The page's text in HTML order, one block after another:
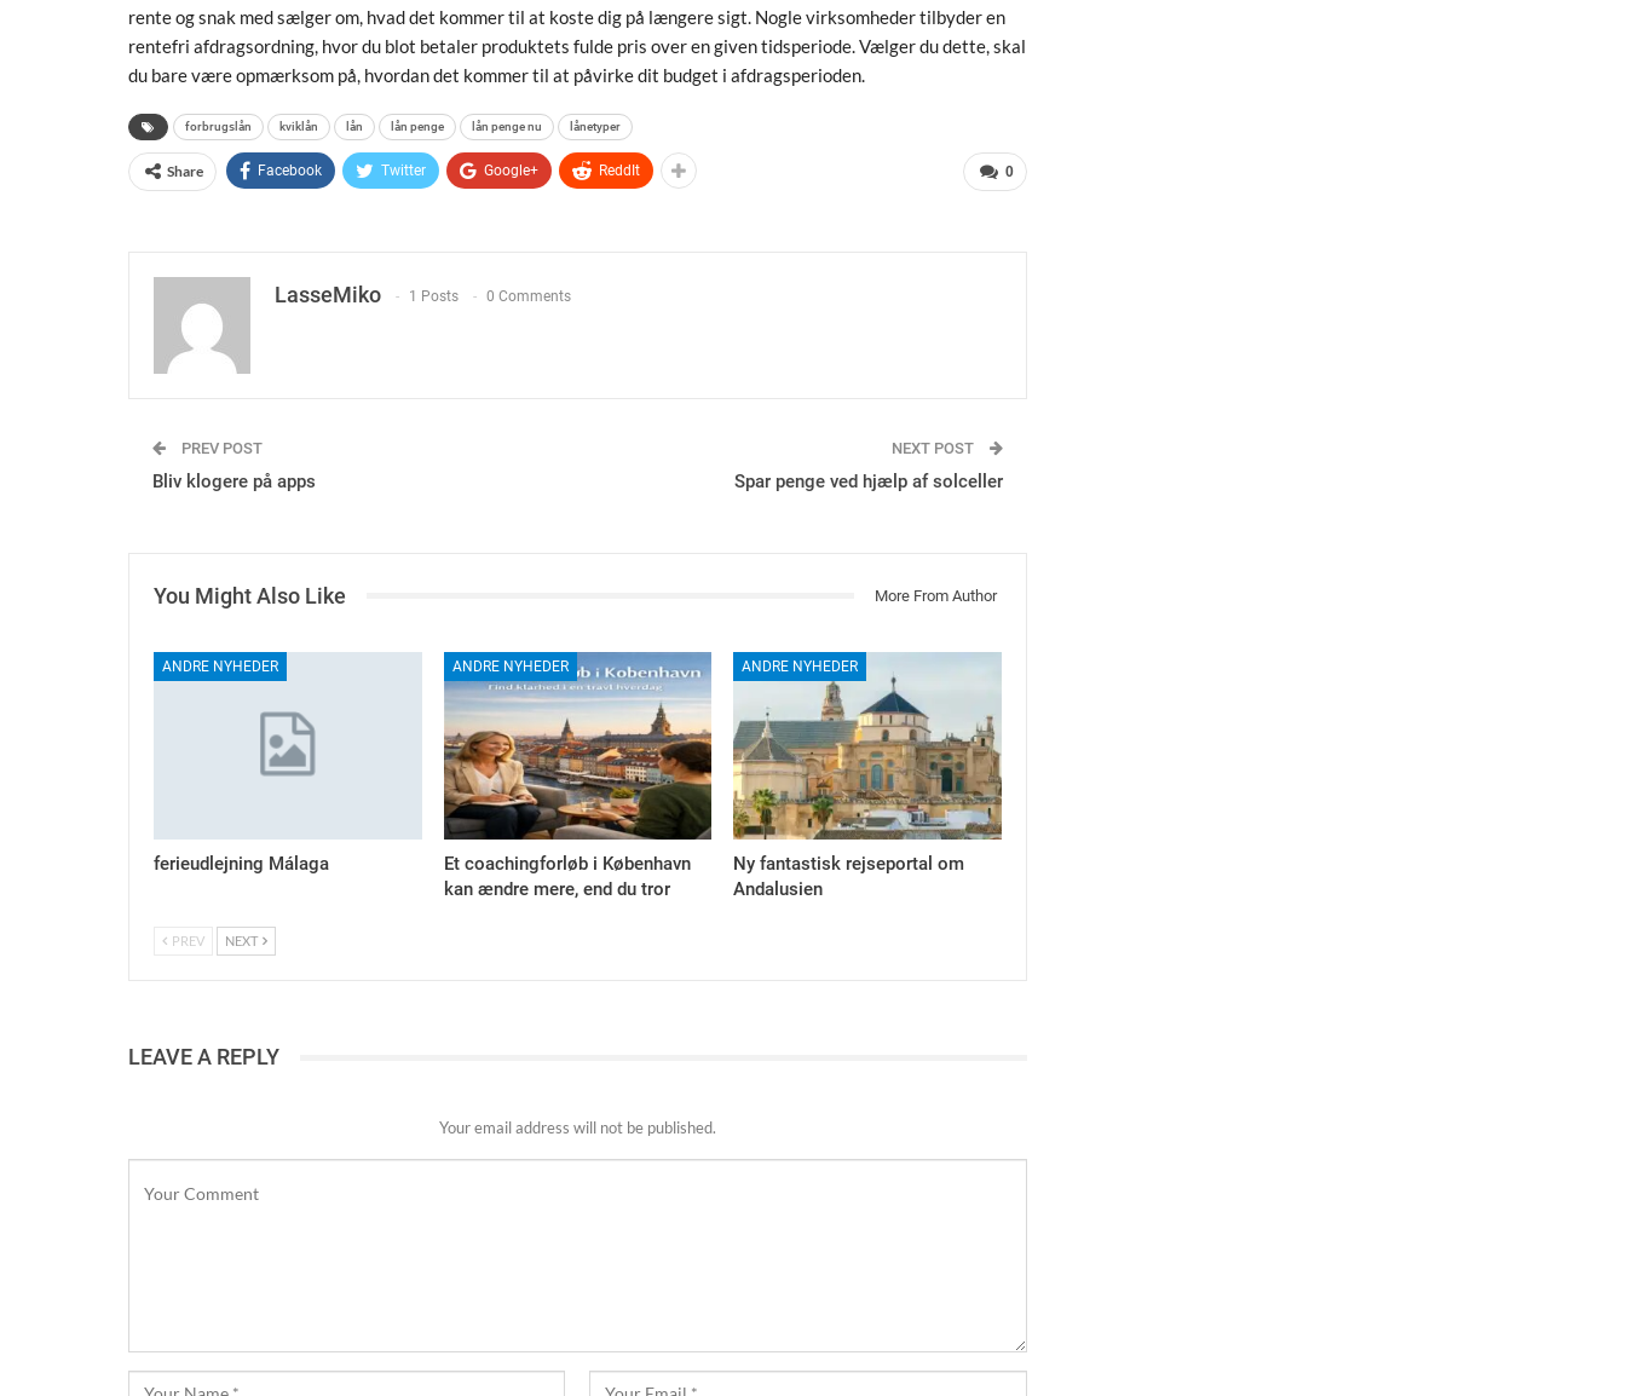
rente og snak med sælger om, hvad det kommer til at koste dig på længere sigt. Nogle virksomheder tilbyder en
rentefri afdragsordning, hvor du blot betaler produktets fulde pris over en given tidsperiode. Vælger du dette, skal
du bare være opmærksom på, hvordan det kommer til at påvirke dit budget i afdragsperioden.
forbrugslån kviklån lån lån penge lån penge nu lånetyper
0
Share Facebook Twitter Google+ ReddIt
LasseMiko 1 Posts 0 Comments
PREV POST
Bliv klogere på apps
NEXT POST
Spar penge ved hjælp af solceller
You Might Also Like More From Author
ANDRE NYHEDER
ferieudlejning Málaga
ANDRE NYHEDER
Et coachingforløb i København
kan ændre mere, end du tror
ANDRE NYHEDER
Ny fantastisk rejseportal om
Andalusien
PREV NEXT
LEAVE A REPLY
Your email address will not be published.